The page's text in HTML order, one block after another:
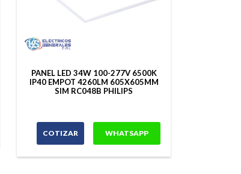
PANEL LED 34W 100-277V 6500K
IP40 EMPOT 4260LM 605X605MM
SIM RC048B PHILIPS
COTIZAR WHATSAPP